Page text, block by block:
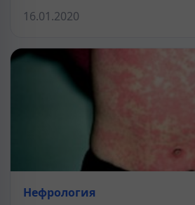
16.01.2020
Нефрология